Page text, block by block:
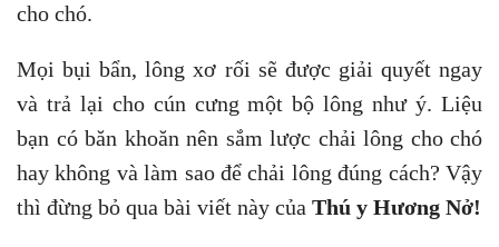
cho chó.
Mọi bụi bẩn, lông xơ rối sẽ được giải quyết ngay
và trả lại cho cún cưng một bộ lông như ý. Liệu
bạn có băn khoăn nên sắm lược chải lông cho chó
hay không và làm sao để chải lông đúng cách? Vậy
thì đừng bỏ qua bài viết này của Thú y Hương Nở!